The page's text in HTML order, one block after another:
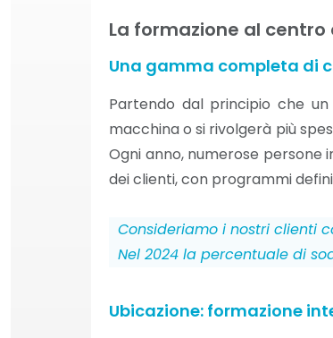
La formazione al
Una gamma completa di
Partendo dal principio che
macchina o si rivolgerà più
Ogni anno, numerose persone
dei clienti, con programmi
Consideriamo i nostri clienti
Nel 2024 la percentuale di
Ubicazione: formazione